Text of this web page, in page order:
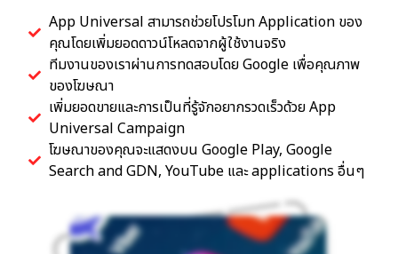
App Universal สามารถช่วยโปรโมท Application ของ
คุณโดยเพิ่มยอดดาวน์โหลดจากผู้ใช้งานจริง
ทีมงานของเราผ่านการทดสอบโดย Google เพื่อคุณภาพ
ของโฆษณา
เพิ่มยอดขายและการเป็นที่รู้จักอยากรวดเร็วด้วย App
Universal Campaign
โฆษณาของคุณจะแสดงบน Google Play, Google
Search and GDN, YouTube และ applications อื่นๆ